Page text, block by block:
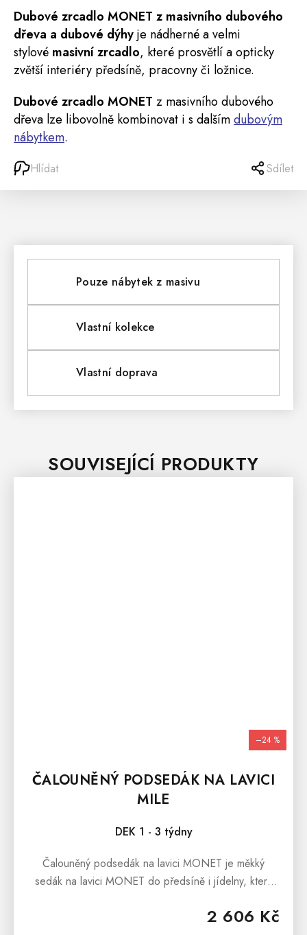
Dubové zrcadlo MONET z masivního dubového
dřeva a dubové dýhyje nádherné a velmi
stylové masivní zrcadlo, které prosvětlí a opticky
zvětší interiéry předsíně, pracovny či ložnice.
Dubové zrcadlo MONET z masivního dubového
dřeva lze libovolně kombinovat i s dalšímdubovým
nábytkem.
Hlídat Sdílet
Pouze nábytek z masivu
Vlastní kolekce
Vlastní doprava
SOUVISEJÍCÍ PRODUKTY
–24 %
ČALOUNĚNÝ PODSEDÁK NA LAVICI
MILE
DEK 1 - 3 týdny
2 606 Kč
Čalouněný podsedák na lavici MONET je měkký
sedák na lavici MONET do předsíně i jídelny, která
lavici MONET je vyroben z kvalitní...